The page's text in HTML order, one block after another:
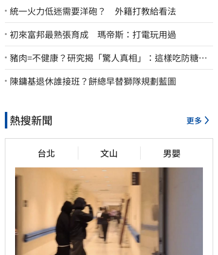
統一火力低迷需要洋砲？ 外籍打教給看法
初來富邦最熟張育成 瑪帝斯：打電玩用過
豬肉=不健康？研究揭「驚人真相」：這樣吃防糖尿
病、降膽固醇
陳鏞基退休誰接班？餅總早替獅隊規劃藍圖
熱搜新聞 更多
台北 文山 男嬰